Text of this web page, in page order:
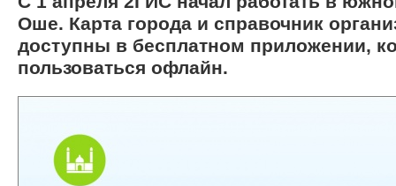
Оше. Карта города и справочник
доступны в бесплатном приложении,
пользоваться офлайн.